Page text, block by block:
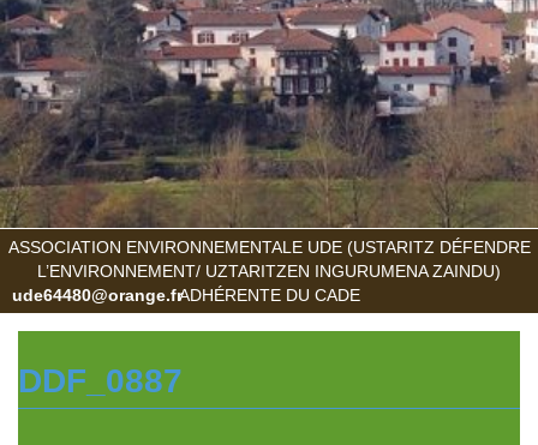
ASSOCIATION ENVIRONNEMENTALE UDE (USTARITZ DÉFENDRE
L’ENVIRONNEMENT/ UZTARITZEN INGURUMENA ZAINDU)
ADHÉRENTE DU CADE
ude64480@orange.fr
DDF_0887